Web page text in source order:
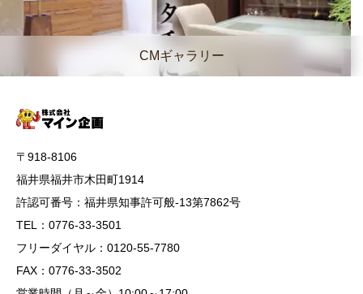
CMギャラリー
〒918-8106
福井県福井市木田町1914
許認可番号：福井県知事許可般-13第7862号
TEL：0776-33-3501
フリーダイヤル：0120-55-7780
FAX：0776-33-3502